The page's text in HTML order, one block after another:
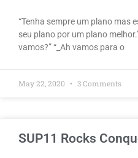
“Tenha sempre um plano mas
seu plano por um plano
vamos?” “_Ah vamos para o
May 22, 2020 3 Comments
SUP11 Rocks